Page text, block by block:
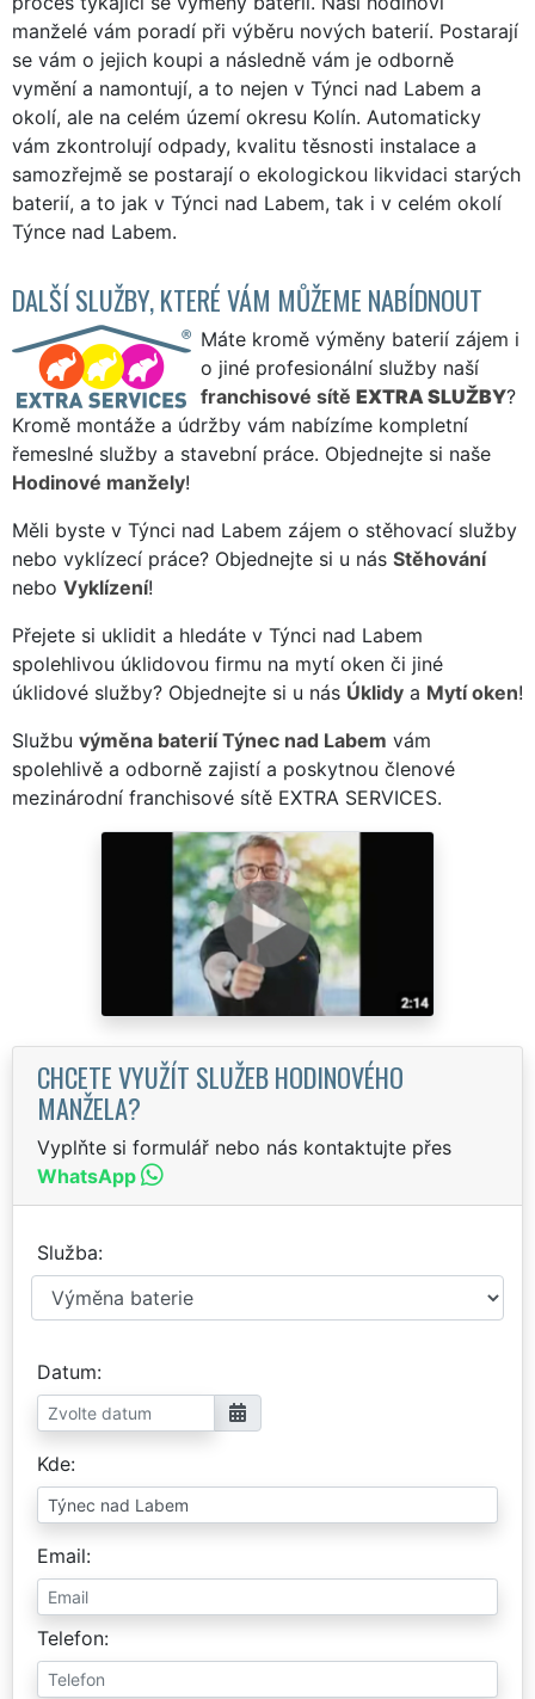
manželé vám poradí při výběru nových baterií. Postarají
se vám o jejich koupi a následně vám je odborně
vymění a namontují, a to nejen v Týnci nad Labem a
okolí, ale na celém území okresu Kolín. Automaticky
vám zkontrolují odpady, kvalitu těsnosti instalace a
samozřejmě se postarají o ekologickou likvidaci starých
baterií, a to jak v Týnci nad Labem, tak i v celém okolí
Týnce nad Labem.
DALŠÍ SLUŽBY, KTERÉ VÁM MŮŽEME NABÍDNOUT
Máte kromě výměny baterií zájem i
o jiné profesionální služby naší
franchisové sítě EXTRA SLUŽBY?
Kromě montáže a údržby vám nabízíme kompletní
řemeslné služby a stavební práce. Objednejte si naše
Hodinové manžely!
Měli byste v Týnci nad Labem zájem o stěhovací služby
nebo vyklízecí práce? Objednejte si u nás Stěhování
nebo Vyklízení!
Přejete si uklidit a hledáte v Týnci nad Labem
spolehlivou úklidovou firmu na mytí oken či jiné
úklidové služby? Objednejte si u nás Úklidy a Mytí oken!
Službu výměna baterií Týnec nad Labem vám
spolehlivě a odborně zajistí a poskytnou členové
mezinárodní franchisové sítě EXTRA SERVICES.
CHCETE VYUŽÍT SLUŽEB HODINOVÉHO
MANŽELA?
Vyplňte si formulář nebo nás kontaktujte přes
WhatsApp
Služba
Datum
Kde
Email
Telefon